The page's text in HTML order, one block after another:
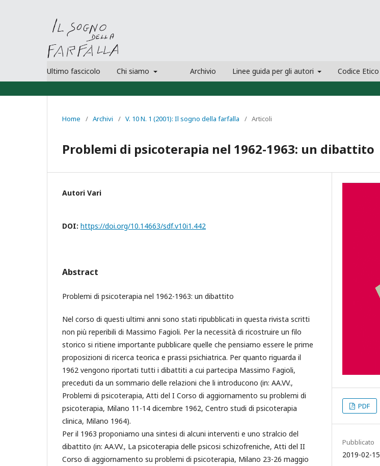
Ultimo fascicolo Chi siamo Archivio Linee guida per gli autori Codice Etico
Home / Archivi / V. 10 N. 1 (2001): Il sogno della farfalla / Articoli
Problemi di psicoterapia nel 1962-1963: un dibattito
Autori Vari
DOI: https://doi.org/10.14663/sdf.v10i1.442
Abstract
Problemi di psicoterapia nel 1962-1963: un dibattito
Nel corso di questi ultimi anni sono stati ripubblicati in questa rivista scritti
non più reperibili di Massimo Fagioli. Per la necessità di ricostruire un filo
storico si ritiene importante pubblicare quelle che pensiamo essere le prime
proposizioni di ricerca teorica e prassi psichiatrica. Per quanto riguarda il
1962 vengono riportati tutti i dibattiti a cui partecipa Massimo Fagioli,
preceduti da un sommario delle relazioni che li introducono (in: AA.VV.,
Problemi di psicoterapia, Atti del I Corso di aggiornamento su problemi di
psicoterapia, Milano 11-14 dicembre 1962, Centro studi di psicoterapia
clinica, Milano 1964).
Per il 1963 proponiamo una sintesi di alcuni interventi e uno stralcio del
dibattito (in: AA.VV., La psicoterapia delle psicosi schizofreniche, Atti del II
Corso di aggiornamento su problemi di psicoterapia, Milano 23-26 maggio
PDF
Pubblicato
2019-02-15